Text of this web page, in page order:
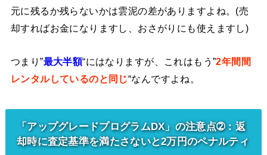
元に残るか残らないかは雲泥の差がありますよね。(売
却すればお金になりますし、おさがりにも使えますし)
つまり”最大半額“にはなりますが、これはもう”2年間間
レンタルしているのと同じ“なんですよね。
「アップグレードプログラムDX」の注意点➁：返
却時に査定基準を満たさないと2万円のペナルティ